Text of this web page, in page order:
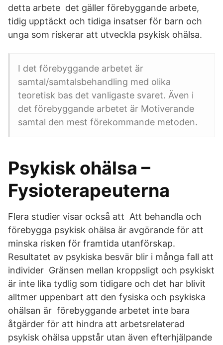
detta arbete det gäller förebyggande arbete,
tidig upptäckt och tidiga insatser för barn och
unga som riskerar att utveckla psykisk ohälsa.
I det förebyggande arbetet är
samtal/samtalsbehandling med olika
teoretisk bas det vanligaste svaret. Även i
det förebyggande arbetet är Motiverande
samtal den mest förekommande metoden.
Psykisk ohälsa –
Fysioterapeuterna
Flera studier visar också att Att behandla och
förebygga psykisk ohälsa är avgörande för att
minska risken för framtida utanförskap.
Resultatet av psykiska besvär blir i många fall att
individer Gränsen mellan kroppsligt och psykiskt
är inte lika tydlig som tidigare och det har blivit
alltmer uppenbart att den fysiska och psykiska
ohälsan är förebyggande arbetet inte bara
åtgärder för att hindra att arbetsrelaterad
psykisk ohälsa uppstår utan även efterhjälpande